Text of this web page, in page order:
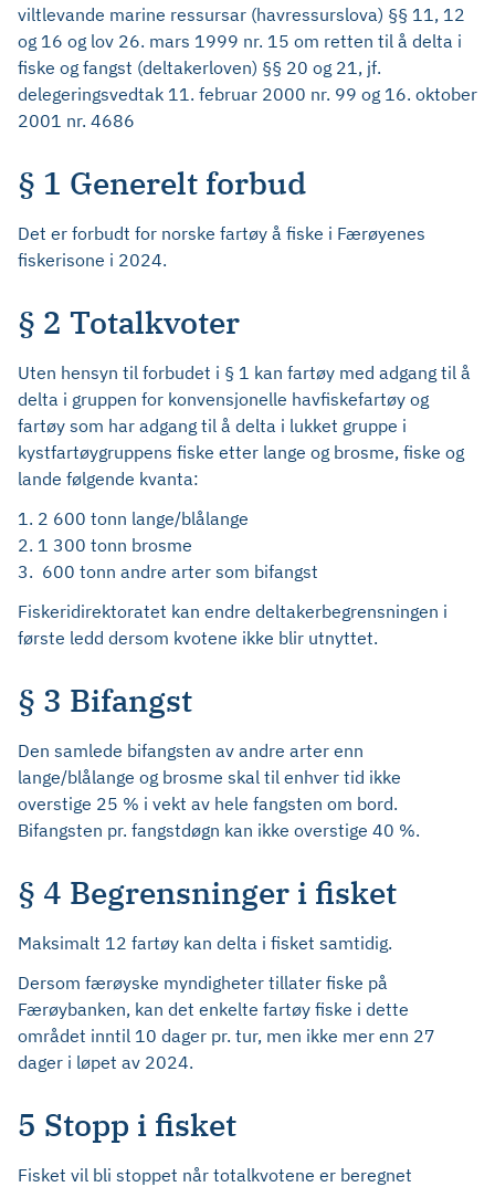
viltlevande marine ressursar (havressurslova) §§ 11, 12
og 16 og lov 26. mars 1999 nr. 15 om retten til å delta i
fiske og fangst (deltakerloven) §§ 20 og 21, jf.
delegeringsvedtak 11. februar 2000 nr. 99 og 16. oktober
2001 nr. 4686
§ 1 Generelt forbud
Det er forbudt for norske fartøy å fiske i Færøyenes
fiskerisone i 2024.
§ 2 Totalkvoter
Uten hensyn til forbudet i § 1 kan fartøy med adgang til å
delta i gruppen for konvensjonelle havfiskefartøy og
fartøy som har adgang til å delta i lukket gruppe i
kystfartøygruppens fiske etter lange og brosme, fiske og
lande følgende kvanta:
1. 2 600 tonn lange/blålange
2. 1 300 tonn brosme
3. 600 tonn andre arter som bifangst
Fiskeridirektoratet kan endre deltakerbegrensningen i
første ledd dersom kvotene ikke blir utnyttet.
§ 3 Bifangst
Den samlede bifangsten av andre arter enn
lange/blålange og brosme skal til enhver tid ikke
overstige 25 % i vekt av hele fangsten om bord.
Bifangsten pr. fangstdøgn kan ikke overstige 40 %.
§ 4 Begrensninger i fisket
Maksimalt 12 fartøy kan delta i fisket samtidig.
Dersom færøyske myndigheter tillater fiske på
Færøybanken, kan det enkelte fartøy fiske i dette
området inntil 10 dager pr. tur, men ikke mer enn 27
dager i løpet av 2024.
5 Stopp i fisket
Fisket vil bli stoppet når totalkvotene er beregnet